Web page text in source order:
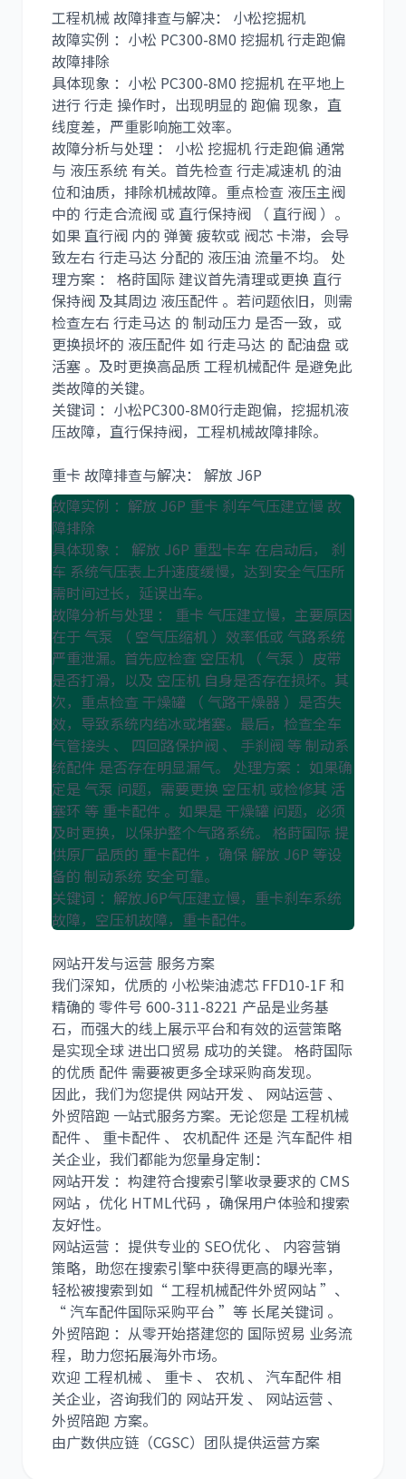
工程机械 故障排查与解决： 小松挖掘机
故障实例 ：小松 PC300-8M0 挖掘机 行走跑偏
故障排除
具体现象 ：小松 PC300-8M0 挖掘机 在平地上
进行 行走 操作时，出现明显的 跑偏 现象，直
线度差，严重影响施工效率。
故障分析与处理 ： 小松 挖掘机 行走跑偏 通常
与 液压系统 有关。首先检查 行走减速机 的油
位和油质，排除机械故障。重点检查 液压主阀
中的 行走合流阀 或 直行保持阀 （ 直行阀 ）。
如果 直行阀 内的 弹簧 疲软或 阀芯 卡滞，会导
致左右 行走马达 分配的 液压油 流量不均。 处
理方案 ： 格莳国际 建议首先清理或更换 直行
保持阀 及其周边 液压配件 。若问题依旧，则需
检查左右 行走马达 的 制动压力 是否一致，或
更换损坏的 液压配件 如 行走马达 的 配油盘 或
活塞 。及时更换高品质 工程机械配件 是避免此
类故障的关键。
关键词 ：小松PC300-8M0行走跑偏，挖掘机液
压故障，直行保持阀，工程机械故障排除。
重卡 故障排查与解决： 解放 J6P
故障实例 ：解放 J6P 重卡 刹车气压建立慢 故
障排除
具体现象 ： 解放 J6P 重型卡车 在启动后， 刹
车 系统气压表上升速度缓慢，达到安全气压所
需时间过长，延误出车。
故障分析与处理 ： 重卡 气压建立慢，主要原因
在于 气泵 （ 空气压缩机 ）效率低或 气路系统
严重泄漏。首先应检查 空压机 （ 气泵 ）皮带
是否打滑，以及 空压机 自身是否存在损坏。其
次，重点检查 干燥罐 （ 气路干燥器 ）是否失
效，导致系统内结冰或堵塞。最后，检查全车
气管接头 、 四回路保护阀 、 手刹阀 等 制动系
统配件 是否存在明显漏气。 处理方案 ：如果确
定是 气泵 问题，需要更换 空压机 或检修其 活
塞环 等 重卡配件 。如果是 干燥罐 问题，必须
及时更换，以保护整个气路系统。 格莳国际 提
供原厂品质的 重卡配件 ，确保 解放 J6P 等设
备的 制动系统 安全可靠。
关键词 ：解放J6P气压建立慢，重卡刹车系统
故障，空压机故障，重卡配件。
网站开发与运营 服务方案
我们深知，优质的 小松柴油滤芯 FFD10-1F 和
精确的 零件号 600-311-8221 产品是业务基
石，而强大的线上展示平台和有效的运营策略
是实现全球 进出口贸易 成功的关键。 格莳国际
的优质 配件 需要被更多全球采购商发现。
因此，我们为您提供 网站开发 、 网站运营 、
外贸陪跑 一站式服务方案。无论您是 工程机械
配件 、 重卡配件 、 农机配件 还是 汽车配件 相
关企业，我们都能为您量身定制：
网站开发 ：构建符合搜索引擎收录要求的 CMS
网站 ，优化 HTML代码 ，确保用户体验和搜索
友好性。
网站运营 ：提供专业的 SEO优化 、 内容营销
策略，助您在搜索引擎中获得更高的曝光率，
轻松被搜索到如“ 工程机械配件外贸网站 ”、
“ 汽车配件国际采购平台 ”等 长尾关键词 。
外贸陪跑 ：从零开始搭建您的 国际贸易 业务流
程，助力您拓展海外市场。
欢迎 工程机械 、 重卡 、 农机 、 汽车配件 相
关企业，咨询我们的 网站开发 、 网站运营 、
外贸陪跑 方案。
由广数供应链（CGSC）团队提供运营方案